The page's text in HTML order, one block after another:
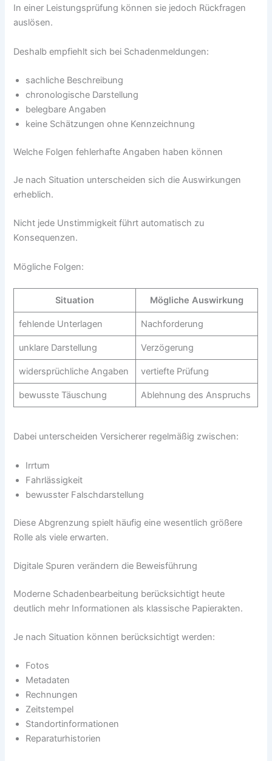
In einer Leistungsprüfung können sie jedoch Rückfragen
auslösen.
Deshalb empfiehlt sich bei Schadenmeldungen:
sachliche Beschreibung
chronologische Darstellung
belegbare Angaben
keine Schätzungen ohne Kennzeichnung
Welche Folgen fehlerhafte Angaben haben können
Je nach Situation unterscheiden sich die Auswirkungen
erheblich.
Nicht jede Unstimmigkeit führt automatisch zu
Konsequenzen.
Mögliche Folgen:
Situation Mögliche Auswirkung
fehlende Unterlagen Nachforderung
unklare Darstellung Verzögerung
widersprüchliche Angaben vertiefte Prüfung
bewusste Täuschung Ablehnung des Anspruchs
Dabei unterscheiden Versicherer regelmäßig zwischen:
Irrtum
Fahrlässigkeit
bewusster Falschdarstellung
Diese Abgrenzung spielt häufig eine wesentlich größere
Rolle als viele erwarten.
Digitale Spuren verändern die Beweisführung
Moderne Schadenbearbeitung berücksichtigt heute
deutlich mehr Informationen als klassische Papierakten.
Je nach Situation können berücksichtigt werden:
Fotos
Metadaten
Rechnungen
Zeitstempel
Standortinformationen
Reparaturhistorien